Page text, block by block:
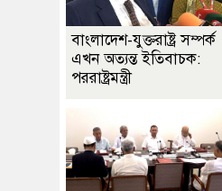
বাংলাদেশ-যুক্তরাষ্ট্র সম্পর্ক
এখন অত্যন্ত ইতিবাচক:
পররাষ্ট্রমন্ত্রী